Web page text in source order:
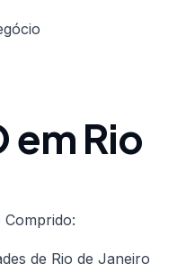
em Rio
Comprido:
de Rio de Janeiro